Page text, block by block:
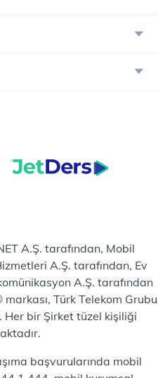
A.Ş. tarafından, Mobil
A.Ş. tarafından, Ev
A.Ş. tarafından
Türk Telekom Grubu
Her bir Şirket tüzel kişiliği
başvurularında mobil